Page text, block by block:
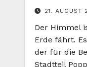
21. AUGUST
Der Himmel
Erde fährt.
der für die
Stadtteil